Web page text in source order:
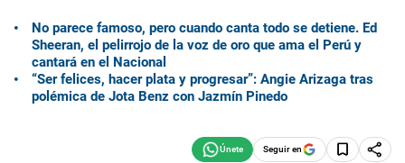
No parece famoso, pero cuando canta todo se detiene. Ed
Sheeran, el pelirrojo de la voz de oro que ama el Perú y
cantará en el Nacional
“Ser felices, hacer plata y progresar”: Angie Arizaga tras
polémica de Jota Benz con Jazmín Pinedo
Seguir en